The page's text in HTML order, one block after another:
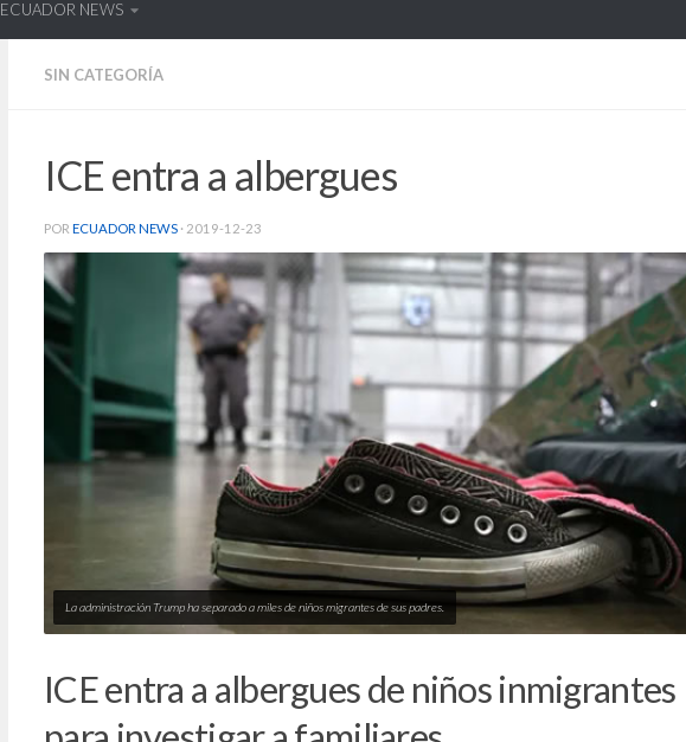
ECUADOR NEWS
SIN CATEGORÍA
ICE entra a albergues
POR ECUADOR NEWS · 2019-12-23
La administración Trump ha separado a miles de niños migrantes de sus padres.
ICE entra a albergues de niños inmigrantes